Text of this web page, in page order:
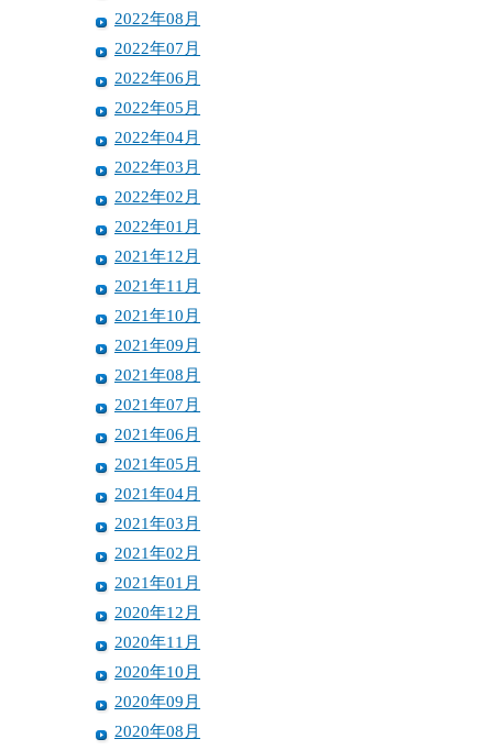
2022年08月
2022年07月
2022年06月
2022年05月
2022年04月
2022年03月
2022年02月
2022年01月
2021年12月
2021年11月
2021年10月
2021年09月
2021年08月
2021年07月
2021年06月
2021年05月
2021年04月
2021年03月
2021年02月
2021年01月
2020年12月
2020年11月
2020年10月
2020年09月
2020年08月